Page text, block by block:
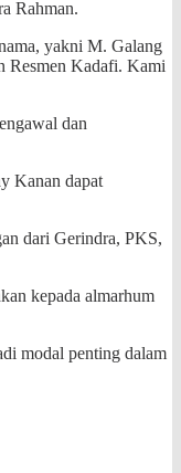
Rahman.
yakni M. Galang
Resmen Kadafi. Kami
dan
Kanan dapat
dari Gerindra, PKS,
kepada almarhum
modal penting dalam